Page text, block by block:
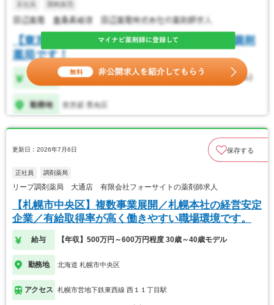
更新日：2026年7月6日 保存する
正社員 調剤薬局
リープ調剤薬局 大通店 有限会社フォーサイトの薬剤師求人
【札幌市中央区】複数事業展開／札幌本社の経営安定
企業／有給取得率が高く働きやすい職場環境です。
給与 【年収】500万円～600万円程度 30歳～40歳モデル
勤務地 北海道 札幌市中央区
アクセス 札幌市営地下鉄東西線 西１１丁目駅